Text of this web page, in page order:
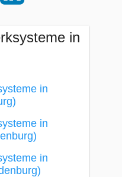
in
in
in
in